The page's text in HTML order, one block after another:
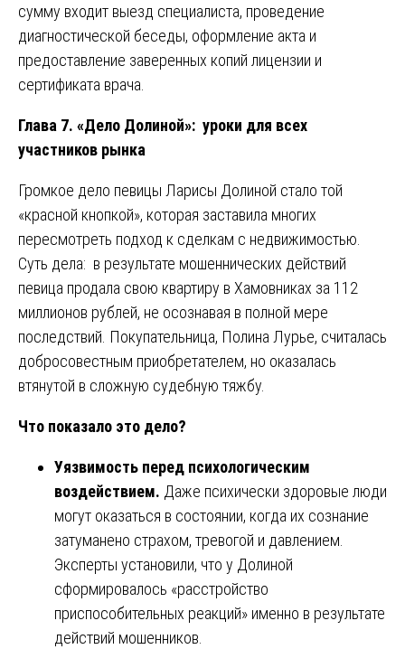
сумму входит выезд специалиста, проведение
диагностической беседы, оформление акта и
предоставление заверенных копий лицензии и
сертификата врача.
Глава 7. «Дело Долиной»: уроки для всех
участников рынка
Громкое дело певицы Ларисы Долиной стало той
«красной кнопкой», которая заставила многих
пересмотреть подход к сделкам с недвижимостью.
Суть дела: в результате мошеннических действий
певица продала свою квартиру в Хамовниках за 112
миллионов рублей, не осознавая в полной мере
последствий. Покупательница, Полина Лурье, считалась
добросовестным приобретателем, но оказалась
втянутой в сложную судебную тяжбу.
Что показало это дело?
Уязвимость перед психологическим
воздействием. Даже психически здоровые люди
могут оказаться в состоянии, когда их сознание
затуманено страхом, тревогой и давлением.
Эксперты установили, что у Долиной
сформировалось «расстройство
приспособительных реакций» именно в результате
действий мошенников.